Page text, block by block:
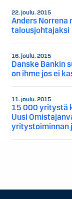
22. joulu. 2015
Anders Norrena
talousjohtajaksi
16. joulu. 2015
Danske Bankin
on ihme jos ei
11. joulu. 2015
15 000 yritystä
Uusi
yritystoiminnan